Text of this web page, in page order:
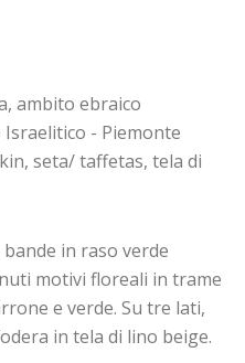
ambito ebraico
- Piemonte
seta/ taffetas, tela di
in raso verde
motivi floreali in trame
e verde. Su tre lati,
in tela di lino beige.